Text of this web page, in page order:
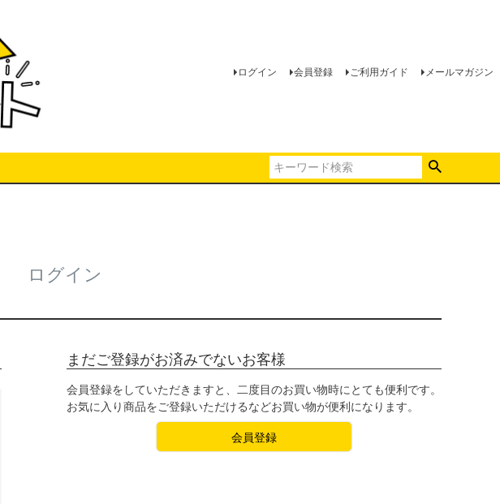
ログイン 会員登録 ご利用ガイド メールマガジン
ログイン
まだご登録がお済みでないお客様
会員登録をしていただきますと、二度目のお買い物時にとても便利です。
お気に入り商品をご登録いただけるなどお買い物が便利になります。
会員登録